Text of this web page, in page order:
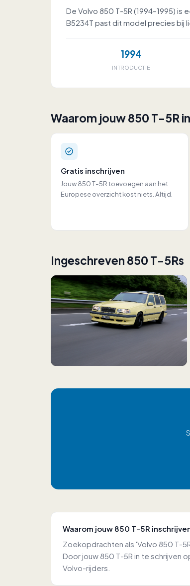
De Volvo 850 T-5R (1994–1995)
B5234T past dit model precies bij
1994
INTRODUCTIE
Waarom jouw 850 T-5R
Gratis inschrijven
Jouw 850 T-5R toevoegen aan het
Europese overzicht kost niets. Altijd.
Ingeschreven 850 T-5Rs
Waarom jouw 850 T-5R
Zoekopdrachten als 'Volvo 850 T-
Door jouw 850 T-5R in te schrijven
Volvo-rijders.